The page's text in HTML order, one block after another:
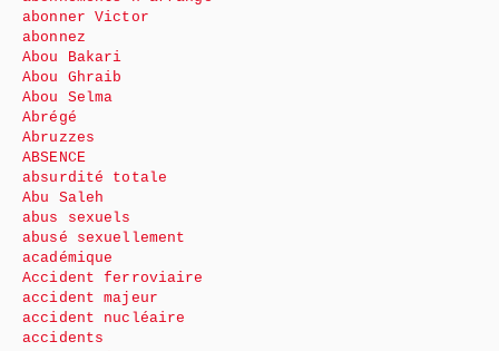
abonner Victor
abonnez
Abou Bakari
Abou Ghraib
Abou Selma
Abrégé
Abruzzes
ABSENCE
absurdité totale
Abu Saleh
abus sexuels
abusé sexuellement
académique
Accident ferroviaire
accident majeur
accident nucléaire
accidents